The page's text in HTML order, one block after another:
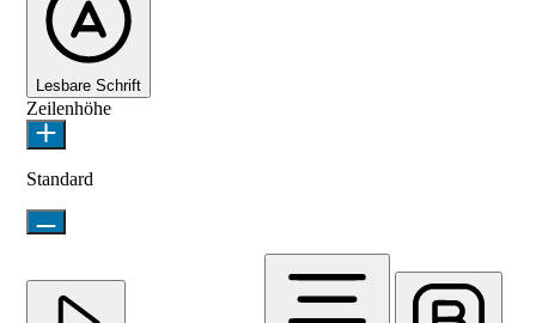
Lesbare Schrift
Zeilenhöhe
Standard